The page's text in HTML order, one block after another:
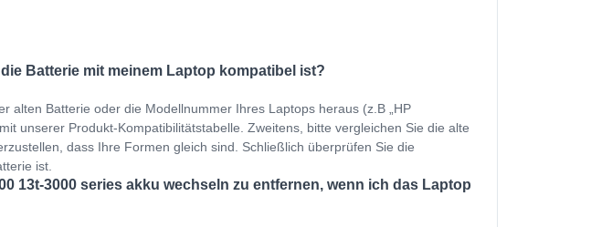
Batterie mit meinem Laptop kompatibel ist?
alten Batterie oder die Modellnummer Ihres Laptops heraus (z.B „HP
unserer Produkt-Kompatibilitätstabelle. Zweitens, bitte vergleichen Sie die alte
dass Ihre Formen gleich sind. Schließlich überprüfen Sie die
ist.
13t-3000 series akku wechseln zu entfernen, wenn ich das Laptop